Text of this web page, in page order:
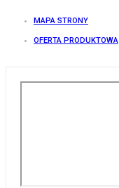
MAPA STRONY
OFERTA PRODUKTOWA